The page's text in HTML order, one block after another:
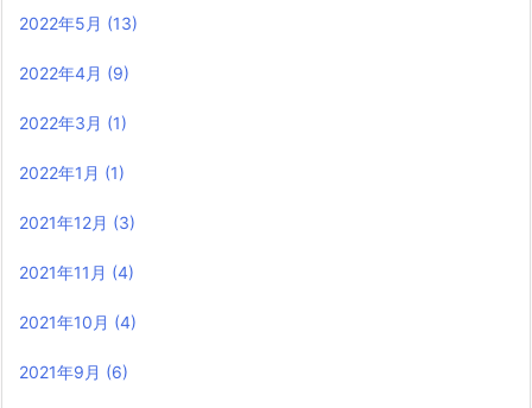
2022年5月 (13)
2022年4月 (9)
2022年3月 (1)
2022年1月 (1)
2021年12月 (3)
2021年11月 (4)
2021年10月 (4)
2021年9月 (6)